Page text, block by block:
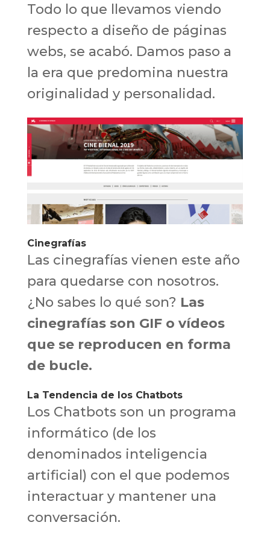
Todo lo que llevamos viendo
respecto a diseño de páginas
webs, se acabó. Damos paso a
la era que predomina nuestra
originalidad y personalidad.
Cinegrafías
Las cinegrafías vienen este año
para quedarse con nosotros.
¿No sabes lo qué son? Las
cinegrafías son GIF o vídeos
que se reproducen en forma
de bucle.
La Tendencia de los Chatbots
Los Chatbots son un programa
informático (de los
denominados inteligencia
artificial) con el que podemos
interactuar y mantener una
conversación.